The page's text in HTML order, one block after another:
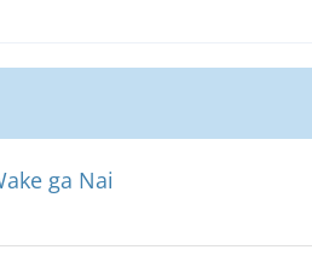
ga Nai